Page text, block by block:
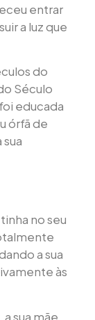
entrar
a luz que
do
Século
educada
órfã de
no seu
a sua
às
sua mãe